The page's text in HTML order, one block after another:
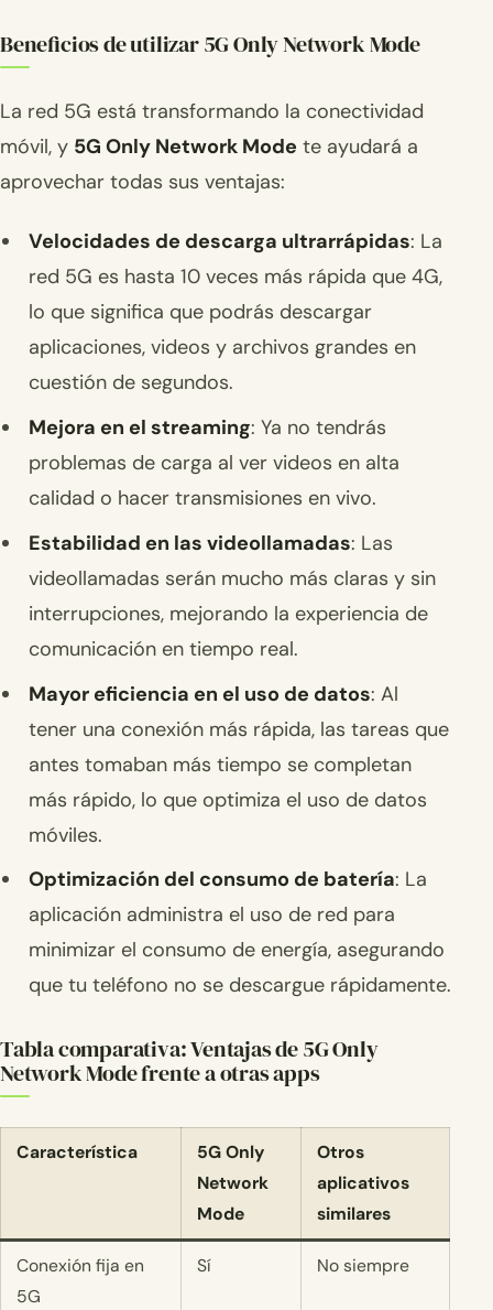
Beneficios de utilizar 5G Only Network Mode
La red 5G está transformando la conectividad
móvil, y 5G Only Network Mode te ayudará a
aprovechar todas sus ventajas:
Velocidades de descarga ultrarrápidas: La
red 5G es hasta 10 veces más rápida que 4G,
lo que significa que podrás descargar
aplicaciones, videos y archivos grandes en
cuestión de segundos.
Mejora en el streaming: Ya no tendrás
problemas de carga al ver videos en alta
calidad o hacer transmisiones en vivo.
Estabilidad en las videollamadas: Las
videollamadas serán mucho más claras y sin
interrupciones, mejorando la experiencia de
comunicación en tiempo real.
Mayor eficiencia en el uso de datos: Al
tener una conexión más rápida, las tareas que
antes tomaban más tiempo se completan
más rápido, lo que optimiza el uso de datos
móviles.
Optimización del consumo de batería: La
aplicación administra el uso de red para
minimizar el consumo de energía, asegurando
que tu teléfono no se descargue rápidamente.
Tabla comparativa: Ventajas de 5G Only
Network Mode frente a otras apps
Característica
5G Only
Network
Mode
Otros
aplicativos
similares
Conexión fija en
5G
Sí No siempre